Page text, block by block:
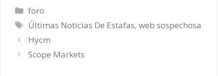
Categorías
foro
Etiquetas
Últimas Noticias De Estafas,web sospechosa
Hycm
Scope Markets